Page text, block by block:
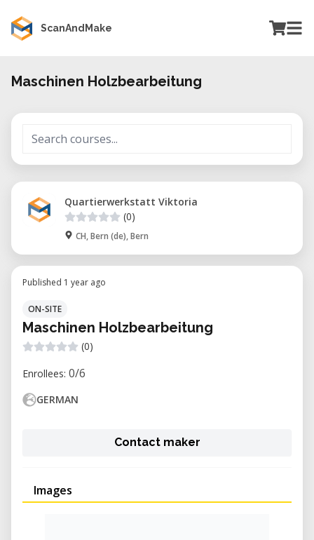
ScanAndMake
Maschinen Holzbearbeitung
Quartierwerkstatt Viktoria
(0)
CH, Bern (de), Bern
Published 1 year ago
ON-SITE
Maschinen Holzbearbeitung
(0)
Enrollees: 0/6
GERMAN
Contact maker
Images